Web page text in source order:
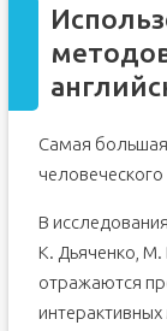
популярных
Методы
Метод
Книги
Проект
Самая
В
К. Дьяченко,
отражаются